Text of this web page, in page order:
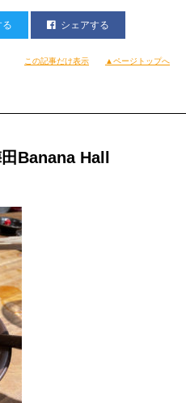
がする
てね
てったりしてる
ー場
は
ことで
であった。
る シェアする
この記事だけ表示 ▲ページトップへ
田Banana Hall